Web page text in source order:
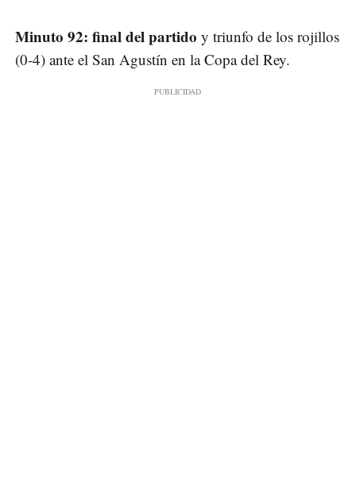
Minuto 92: final del partido y triunfo de los rojillos
(0-4) ante el San Agustín en la Copa del Rey.